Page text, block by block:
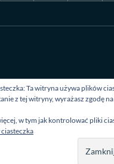
O mnie Blog
Ta witryna używa plików
z tej witryny, wyrażasz zgodę
w tym jak kontrolować pliki